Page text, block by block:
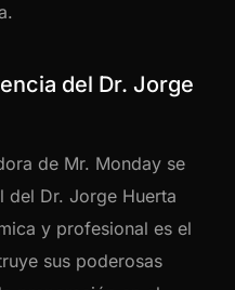
del Dr. Jorge
de Mr. Monday se
del Dr. Jorge Huerta
y profesional es el
sus poderosas